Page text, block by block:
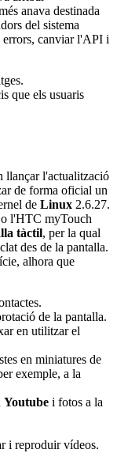
anava destinada
del sistema
errors, canviar l'API i
que els usuaris
llançar l'actualització
de forma oficial un
de Linux 2.6.27.
l'HTC myTouch
tàctil, per la qual
des de la pantalla.
alhora que
de la pantalla.
en utilitzar el
en miniatures de
exemple, a la
Youtube i fotos a la
i reproduir vídeos.